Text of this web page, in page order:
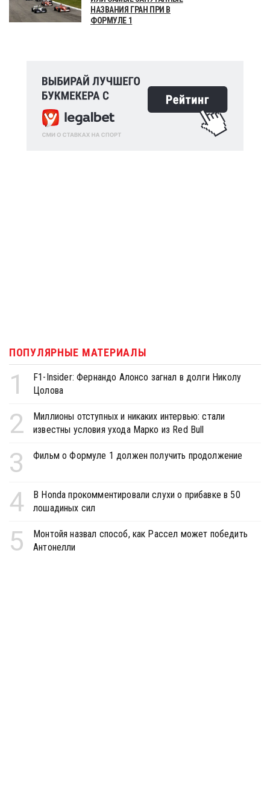
НАЗВАНИЯ ГРАН ПРИ В
ФОРМУЛЕ 1
ПОПУЛЯРНЫЕ МАТЕРИАЛЫ
1
F1-Insider: Фернандо Алонсо загнал в долги Николу
Цолова
2
Миллионы отступных и никаких интервью: стали
известны условия ухода Марко из Red Bull
3 Фильм о Формуле 1 должен получить продолжение
4
В Honda прокомментировали слухи о прибавке в 50
лошадиных сил
5
Монтойя назвал способ, как Рассел может победить
Антонелли